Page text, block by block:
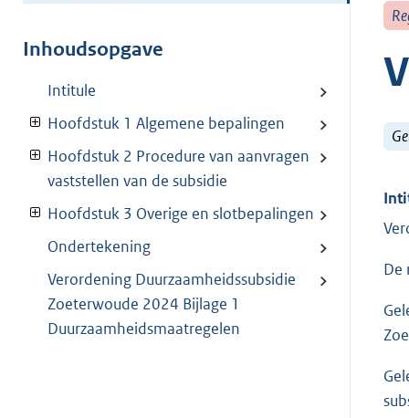
Inhoudsopgave
Intitule
Hoofdstuk 1 Algemene bepalingen
Hoofdstuk 2 Procedure van aanvragen
vaststellen van de subsidie
Hoofdstuk 3 Overige en slotbepalingen
Ondertekening
Verordening Duurzaamheidssubsidie
Zoeterwoude 2024 Bijlage 1
Duurzaamheidsmaatregelen
De